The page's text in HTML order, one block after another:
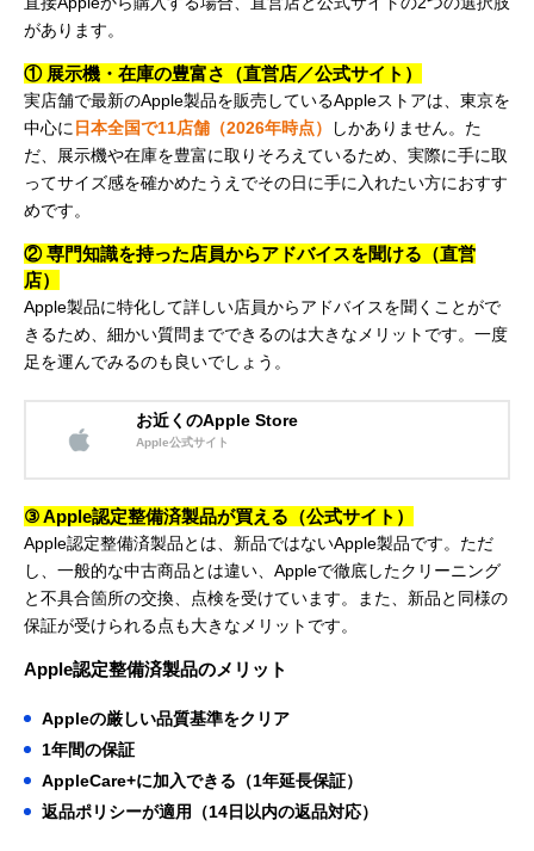
があります。
① 展示機・在庫の豊富さ（直営店／公式サイト）
実店舗で最新のApple製品を販売しているAppleストアは、東京を
中心に 日本全国で11店舗（2026年時点）
しかありません。た
だ、展示機や在庫を豊富に取りそろえているため、実際に手に取
ってサイズ感を確かめたうえでその日に手に入れたい方におすす
めです。
② 専門知識を持った店員からアドバイスを聞ける（直営
店）
Apple製品に特化して詳しい店員からアドバイスを聞くことがで
きるため、細かい質問までできるのは大きなメリットです。一度
足を運んでみるのも良いでしょう。
お近くのApple Store
Apple公式サイト
③ Apple認定整備済製品が買える（公式サイト）
Apple認定整備済製品とは、新品ではないApple製品です。ただ
し、一般的な中古商品とは違い、Appleで徹底したクリーニング
と不具合箇所の交換、点検を受けています。また、新品と同様の
保証が受けられる点も大きなメリットです。
Apple認定整備済製品のメリット
Appleの厳しい品質基準をクリア
1年間の保証
AppleCare+に加入できる（1年延長保証）
返品ポリシーが適用（14日以内の返品対応）